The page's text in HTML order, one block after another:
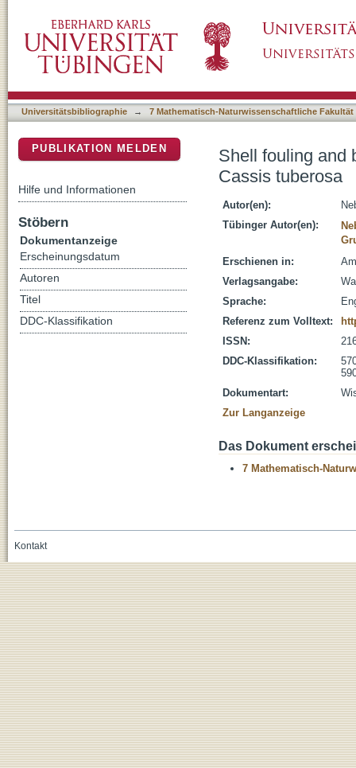
Universitätsbibliographie → 7 Mathematisch-Naturwissenschaftliche Fakultät
Shell fouling and
Cassis tuberosa
Autor(en):
Tübinger Autor(en):
Erschienen in:
Verlagsangabe:
Sprache:
Referenz zum Volltext:
ISSN:
DDC-Klassifikation:
Dokumentart:
Zur Langanzeige
Das Dokument
7 Mathematisch-
PUBLIKATION MELDEN
Hilfe und Informationen
Stöbern
Dokumentanzeige
Erscheinungsdatum
Autoren
Titel
DDC-Klassifikation
Kontakt